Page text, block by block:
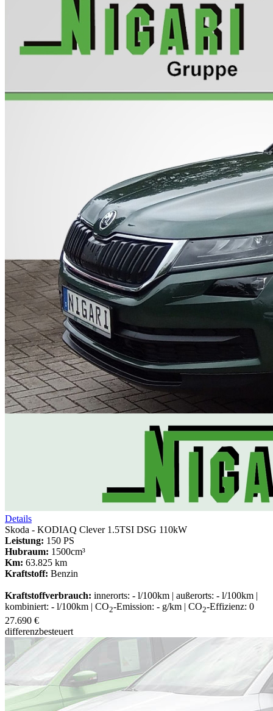
Details
Skoda - KODIAQ Clever 1.5TSI DSG 110kW
Leistung: 150 PS
Hubraum: 1500cm³
Km: 63.825 km
Kraftstoff: Benzin
Kraftstoffverbrauch: innerorts: - l/100km | außerorts: - l/100km |
kombiniert: - l/100km | CO2-Emission: - g/km | CO2-Effizienz: 0
27.690 €
differenzbesteuert